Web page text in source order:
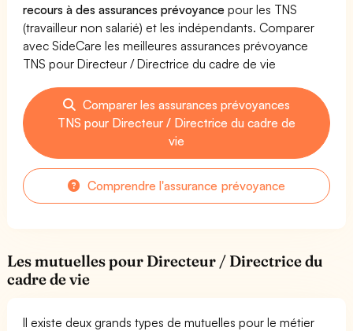
recours à des assurances prévoyance pour les TNS
(travailleur non salarié) et les indépendants. Comparer
avec SideCare les meilleures assurances prévoyance
TNS pour Directeur / Directrice du cadre de vie
Comparer les assurances prévoyances
TNS pour Directeur / Directrice du cadre de
vie
Comprendre l'assurance prévoyance
Les mutuelles pour Directeur / Directrice du
cadre de vie
Il existe deux grands types de mutuelles pour le métier